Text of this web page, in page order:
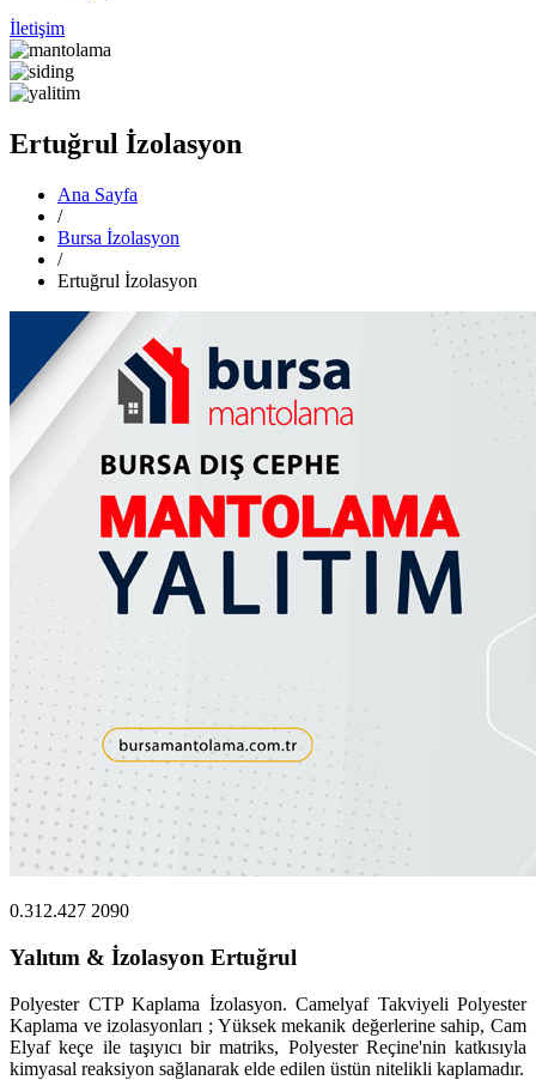
İletişim
Ertuğrul İzolasyon
Ana Sayfa
/
Bursa İzolasyon
/
Ertuğrul İzolasyon
0.312.427 2090
Yalıtım & İzolasyon Ertuğrul
Polyester CTP Kaplama İzolasyon. Camelyaf Takviyeli Polyester
Kaplama ve izolasyonları ; Yüksek mekanik değerlerine sahip, Cam
Elyaf keçe ile taşıyıcı bir matriks, Polyester Reçine'nin katkısıyla
kimyasal reaksiyon sağlanarak elde edilen üstün nitelikli kaplamadır.